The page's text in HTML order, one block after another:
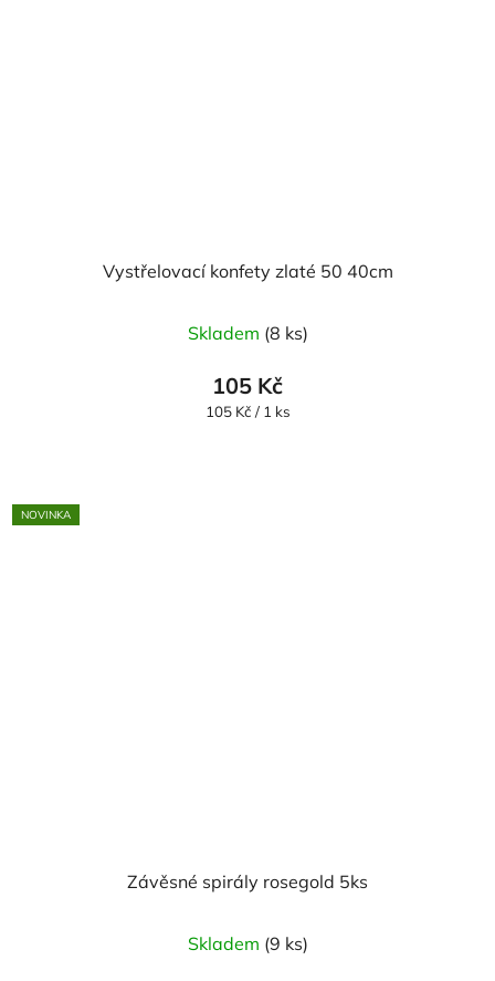
Vystřelovací konfety zlaté 50 40cm
Skladem (8 ks)
105 Kč
Měrná
105 Kč / 1 ks
NOVINKA
Závěsné spirály rosegold 5ks
Skladem (9 ks)